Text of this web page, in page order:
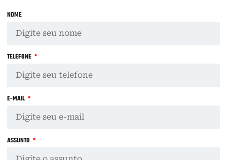
NOME
TELEFONE
E-MAIL
ASSUNTO